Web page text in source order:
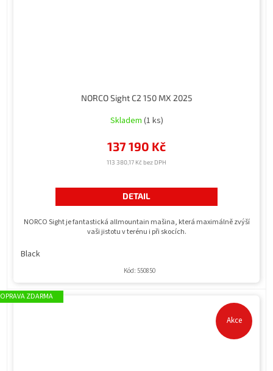
NORCO Sight C2 150 MX 2025
Skladem (1 ks)
113 380,17 Kč bez DPH
137 190 Kč
DETAIL
NORCO Sight je fantastická allmountain mašina, která maximálně zvýší
vaši jistotu v terénu i při skocích.
Black
Kód: 550850
Akce
ZDARMA